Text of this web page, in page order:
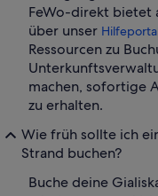
FeWo-direkt bietet
über unser
Ressourcen zu
machen, sofortige
zu erhalten.
Wie früh sollte ich
Strand buchen?
Buche deine